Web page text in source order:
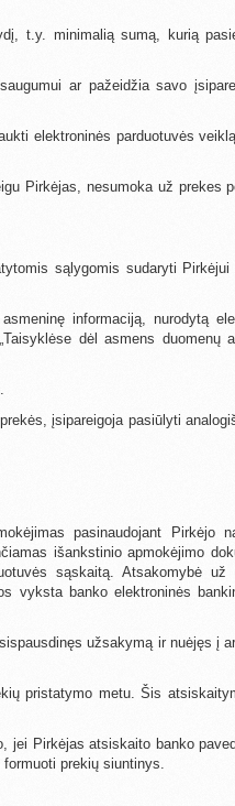
t.y. minimalią sumą, kurią
ar pažeidžia savo
elektroninės parduotuvės
Pirkėjas, nesumoka už prekes
sąlygomis sudaryti Pirkėjui
informaciją, nurodytą
dėl asmens duomenų
įsipareigoja pasiūlyti
pasinaudojant Pirkėjo
išankstinio apmokėjimo
sąskaitą. Atsakomybė už
vyksta banko elektroninės
užsakymą ir nuėjęs į
pristatymo metu. Šis
jei Pirkėjas atsiskaito banko
prekių siuntinys.